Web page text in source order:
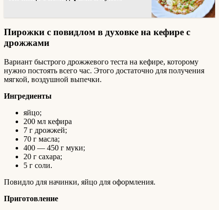
Пирожки с повидлом в духовке на кефире с
дрожжами
Вариант быстрого дрожжевого теста на кефире, которому
нужно постоять всего час. Этого достаточно для получения
мягкой, воздушной выпечки.
Ингредиенты
яйцо;
200 мл кефира
7 г дрожжей;
70 г масла;
400 — 450 г муки;
20 г сахара;
5 г соли.
Повидло для начинки, яйцо для оформления.
Приготовление